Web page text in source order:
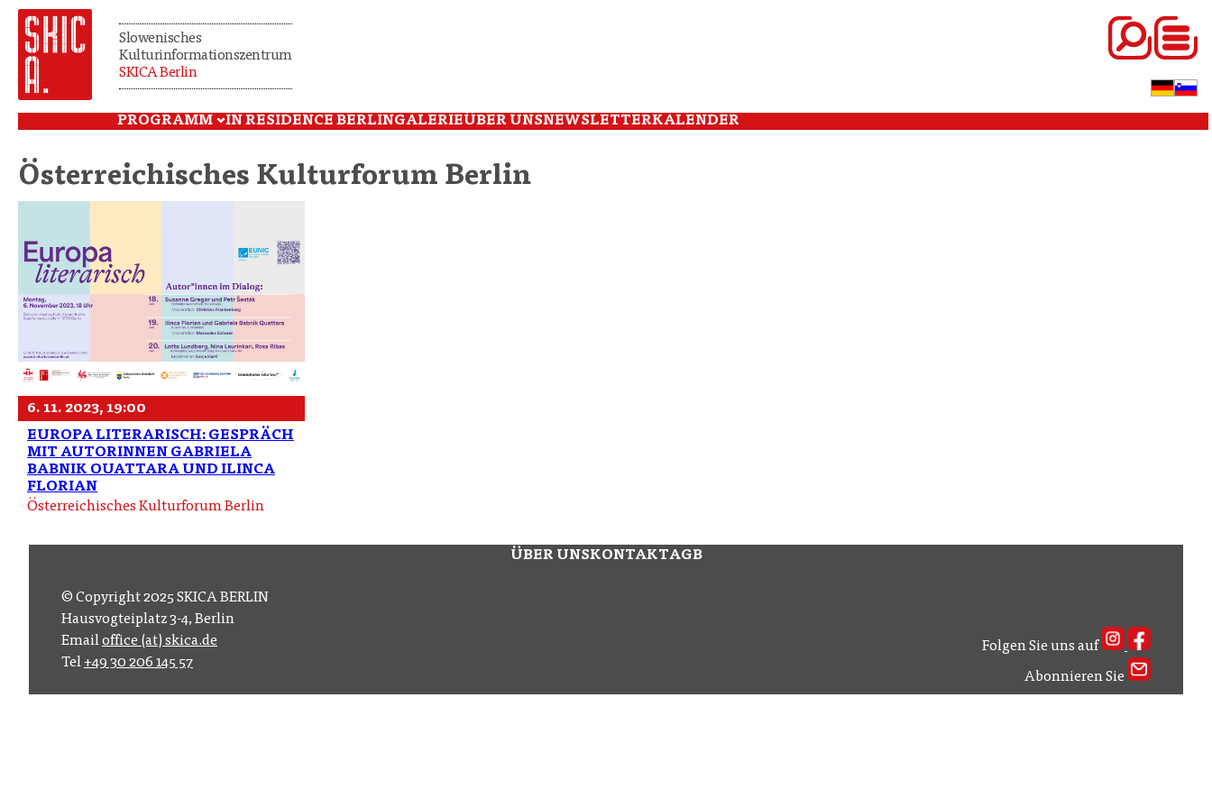
Slowenisches
Kulturinformationszentrum
SKICA Berlin
PROGRAMM IN RESIDENCE BERLINGALERIEÜBER UNSNEWSLETTERKALENDER
Österreichisches Kulturforum Berlin
6. 11. 2023, 19:00
EUROPA LITERARISCH: GESPRÄCH
MIT AUTORINNEN GABRIELA
BABNIK OUATTARA UND ILINCA
FLORIAN
Österreichisches Kulturforum Berlin
ÜBER UNSKONTAKTAGB
© Copyright 2025 SKICA BERLIN
Hausvogteiplatz 3-4, Berlin
Emailoffice (at) skica.de
Tel+49 30 206 145 57
Folgen Sie uns auf
Abonnieren Sie